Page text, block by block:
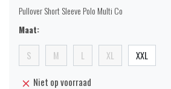
Pullover Short Sleeve Polo Multi Co
Maat:
S M L XL XXL
Niet op voorraad